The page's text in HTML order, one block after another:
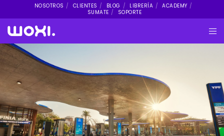
NOSOTROS CLIENTES BLOG LIBRERÍA
ACADEMY
SUMATE
SOPORTE